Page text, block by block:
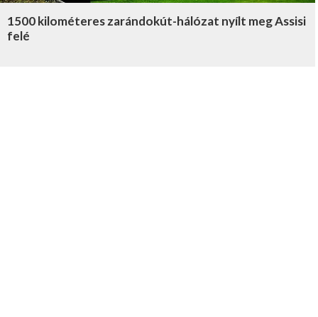
1500 kilométeres zarándokút-hálózat nyílt meg Assisi
felé